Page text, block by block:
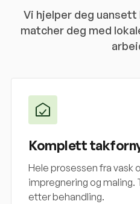
Vi hjelper deg
matcher deg med
Komplett
Hele prosessen fra vask
impregnering og maling.
etter behandling.